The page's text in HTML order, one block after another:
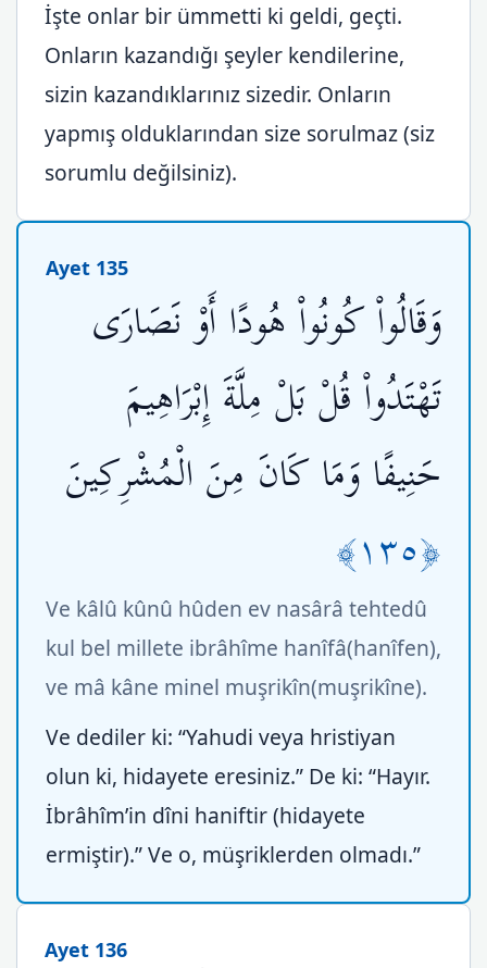
İşte onlar bir ümmetti ki geldi, geçti.
Onların kazandığı şeyler kendilerine,
sizin kazandıklarınız sizedir. Onların
yapmış olduklarından size sorulmaz (siz
sorumlu değilsiniz).
Ayet 135
وَقَالُواْ كُونُواْ هُودًا أَوْ نَصَارَى
تَهْتَدُواْ قُلْ بَلْ مِلَّةَ إِبْرَاهِيمَ
حَنِيفًا وَمَا كَانَ مِنَ الْمُشْرِكِينَ
﴿١٣٥﴾
Ve kâlû kûnû hûden ev nasârâ tehtedû
kul bel millete ibrâhîme hanîfâ(hanîfen),
ve mâ kâne minel muşrikîn(muşrikîne).
Ve dediler ki: “Yahudi veya hristiyan
olun ki, hidayete eresiniz.” De ki: “Hayır.
İbrâhîm’in dîni haniftir (hidayete
ermiştir).” Ve o, müşriklerden olmadı.”
Ayet 136